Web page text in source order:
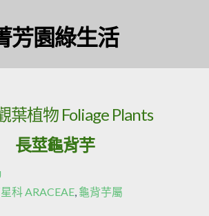
芳園綠生活
葉植物 Foliage Plants
長莖龜背芋
科 ARACEAE, 龜背芋屬